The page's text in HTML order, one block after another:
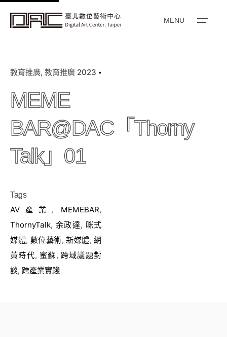
k
c
n
MENU
教育推廣 教育推廣 2023
MEME
BAR@DAC「Thorny
Talk」01
Tags
AV產業 , MEMEBAR,
ThornyTalk, 余政達, 咪式
媒體, 數位藝術, 新媒體, 網
黃時代, 蜜蘇, 跨域議題對
談, 跨產業實踐